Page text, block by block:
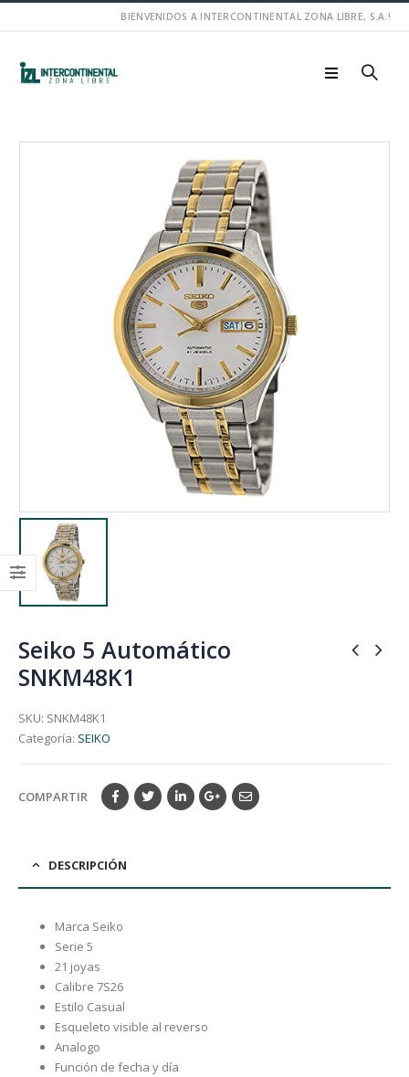
BIENVENIDOS A INTERCONTINENTAL ZONA LIBRE, S.A.!
Seiko 5 Automático
SNKM48K1
SKU: SNKM48K1
Categoría: SEIKO
COMPARTIR
DESCRIPCIÓN
Marca Seiko
Serie 5
21 joyas
Calibre 7S26
Estilo Casual
Esqueleto visible al reverso
Analogo
Función de fecha y día